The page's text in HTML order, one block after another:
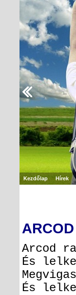
Kezdőlap Hírek
Arcod
És
És